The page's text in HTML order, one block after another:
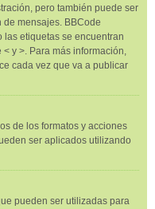
pero también puede ser
mensajes. BBCode
las etiquetas se encuentran
y >. Para más información,
cada vez que va a publicar
de los formatos y acciones
ser aplicados utilizando
pueden ser utilizadas para